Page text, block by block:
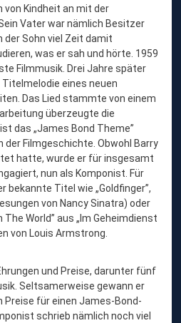
Kindheit an mit der
Vater war nämlich Besitzer
der Sohn viel Zeit damit
was er sah und hörte. 1959
Filmmusik. Drei Jahre später
eines neuen
Das Lied stammte von einem
überzeugte die
das „James Bond Theme”
Filmgeschichte. Obwohl Barry
hatte, wurde er für insgesamt
nun als Komponist. Für
bekannte Titel wie „Goldfinger”,
von Nancy Sinatra) oder
The World” aus „Im Geheimdienst
von Louis Armstrong.
und Preise, darunter fünf
Seltsamerweise gewann er
Preise für einen James-Bond-
schrieb nämlich noch viel